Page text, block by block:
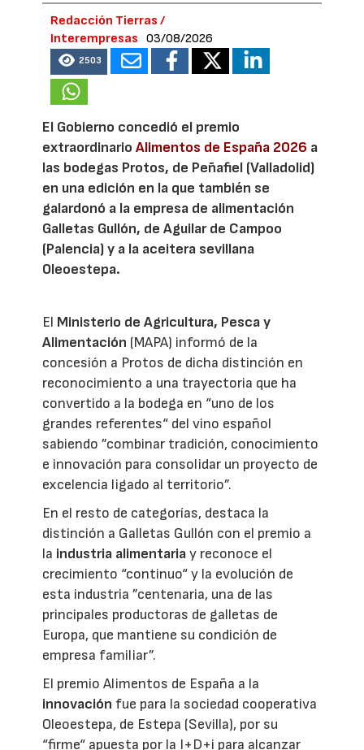
Redacción Tierras /
Interempresas
03/08/2026
2503
El Gobierno concedió el premio
extraordinarioAlimentos de España 2026 a
las bodegas Protos, de Peñafiel (Valladolid)
en una edición en la que también se
galardonó a la empresa de alimentación
Galletas Gullón, de Aguilar de Campoo
(Palencia) y a la aceitera sevillana
Oleoestepa.
El Ministerio de Agricultura, Pesca y
Alimentación (MAPA) informó de la
concesión a Protos de dicha distinción en
reconocimiento a una trayectoria que ha
convertido a la bodega en “uno de los
grandes referentes“ del vino español
sabiendo ”combinar tradición, conocimiento
e innovación para consolidar un proyecto de
excelencia ligado al territorio”.
En el resto de categorías, destaca la
distinción a Galletas Gullón con el premio a
la industria alimentariay reconoce el
crecimiento “continuo“ y la evolución de
esta industria ”centenaria, una de las
principales productoras de galletas de
Europa, que mantiene su condición de
empresa familiar”.
El premio Alimentos de España a la
innovación fue para la sociedad cooperativa
Oleoestepa, de Estepa (Sevilla), por su
“firme“ apuesta por la I+D+i para alcanzar